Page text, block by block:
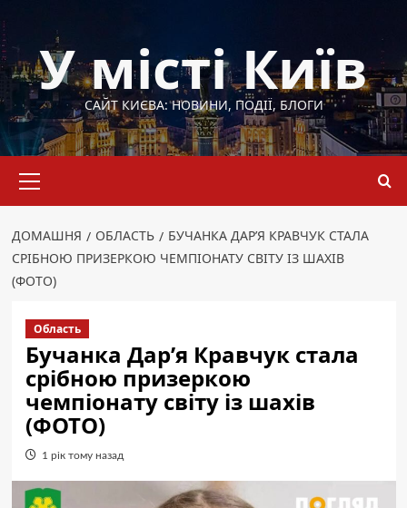
до
вмістуУ місті Київ
САЙТ КИЄВА: НОВИНИ, ПОДІЇ, БЛОГИ
меню
ДОМАШНЯ ОБЛАСТЬ
БУЧАНКА ДАР’Я КРАВЧУК СТАЛА
СРІБНОЮ ПРИЗЕРКОЮ ЧЕМПІОНАТУ СВІТУ ІЗ ШАХІВ
(ФОТО)
Область
Бучанка Дар’я Кравчук стала
срібною призеркою
чемпіонату світу із шахів
(ФОТО)
1 рік тому назад